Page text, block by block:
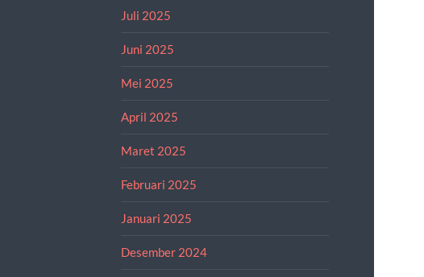
Juli 2025
Juni 2025
Mei 2025
April 2025
Maret 2025
Februari 2025
Januari 2025
Desember 2024